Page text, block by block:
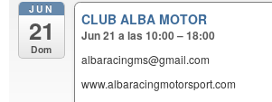
JUN
21
Dom
CLUB ALBA MOTOR
Jun 21 a las 10:00 – 18:00
albaracingms@gmail.com
www.albaracingmotorsport.com